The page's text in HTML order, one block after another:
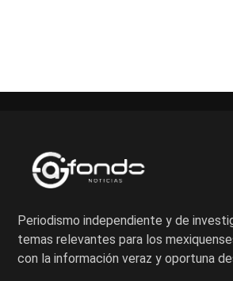
Periodismo independiente y de
temas relevantes para los
con la información veraz y oportuna